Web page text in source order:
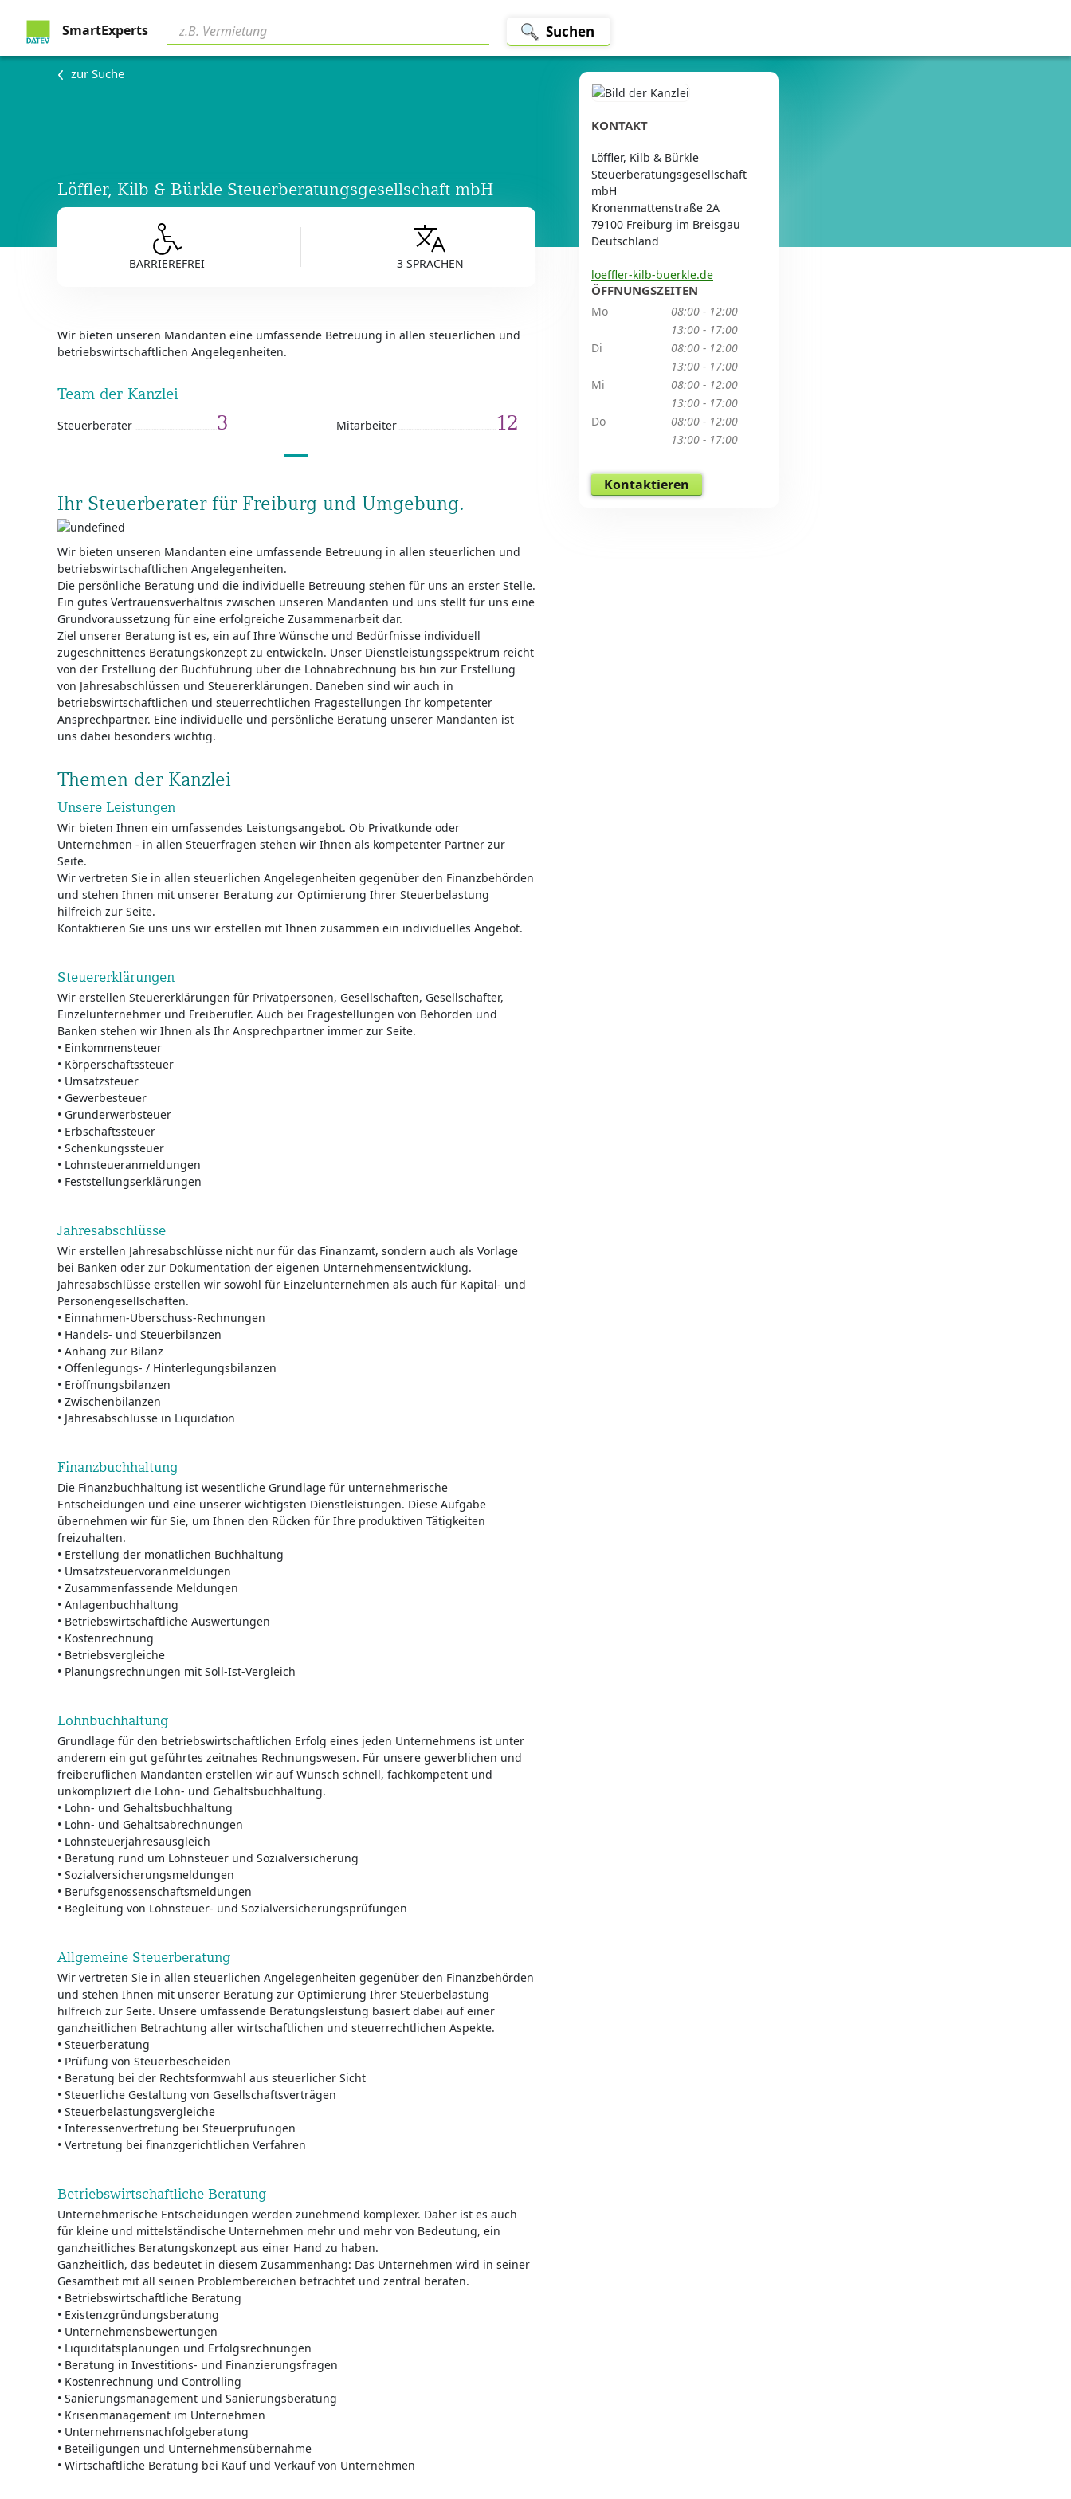
SmartExperts Suchen
zur Suche
Löffler, Kilb & Bürkle Steuerberatungsgesellschaft mbH
BARRIEREFREI 3 SPRACHEN
Wir bieten unseren Mandanten eine umfassende Betreuung in allen steuerlichen und
betriebswirtschaftlichen Angelegenheiten.
Team der Kanzlei
Steuerberater 3 Mitarbeiter 12
Ihr Steuerberater für Freiburg und Umgebung.
Wir bieten unseren Mandanten eine umfassende Betreuung in allen steuerlichen und
betriebswirtschaftlichen Angelegenheiten.
Die persönliche Beratung und die individuelle Betreuung stehen für uns an erster Stelle.
Ein gutes Vertrauensverhältnis zwischen unseren Mandanten und uns stellt für uns eine
Grundvoraussetzung für eine erfolgreiche Zusammenarbeit dar.
Ziel unserer Beratung ist es, ein auf Ihre Wünsche und Bedürfnisse individuell
zugeschnittenes Beratungskonzept zu entwickeln. Unser Dienstleistungsspektrum reicht
von der Erstellung der Buchführung über die Lohnabrechnung bis hin zur Erstellung
von Jahresabschlüssen und Steuererklärungen. Daneben sind wir auch in
betriebswirtschaftlichen und steuerrechtlichen Fragestellungen Ihr kompetenter
Ansprechpartner. Eine individuelle und persönliche Beratung unserer Mandanten ist
uns dabei besonders wichtig.
Themen der Kanzlei
Unsere Leistungen
Wir bieten Ihnen ein umfassendes Leistungsangebot. Ob Privatkunde oder
Unternehmen - in allen Steuerfragen stehen wir Ihnen als kompetenter Partner zur
Seite.
Wir vertreten Sie in allen steuerlichen Angelegenheiten gegenüber den Finanzbehörden
und stehen Ihnen mit unserer Beratung zur Optimierung Ihrer Steuerbelastung
hilfreich zur Seite.
Kontaktieren Sie uns uns wir erstellen mit Ihnen zusammen ein individuelles Angebot.
Steuererklärungen
Wir erstellen Steuererklärungen für Privatpersonen, Gesellschaften, Gesellschafter,
Einzelunternehmer und Freiberufler. Auch bei Fragestellungen von Behörden und
Banken stehen wir Ihnen als Ihr Ansprechpartner immer zur Seite.
• Einkommensteuer
• Körperschaftssteuer
• Umsatzsteuer
• Gewerbesteuer
• Grunderwerbsteuer
• Erbschaftssteuer
• Schenkungssteuer
• Lohnsteueranmeldungen
• Feststellungserklärungen
Jahresabschlüsse
Wir erstellen Jahresabschlüsse nicht nur für das Finanzamt, sondern auch als Vorlage
bei Banken oder zur Dokumentation der eigenen Unternehmensentwicklung.
Jahresabschlüsse erstellen wir sowohl für Einzelunternehmen als auch für Kapital- und
Personengesellschaften.
• Einnahmen-Überschuss-Rechnungen
• Handels- und Steuerbilanzen
• Anhang zur Bilanz
• Offenlegungs- / Hinterlegungsbilanzen
• Eröffnungsbilanzen
• Zwischenbilanzen
• Jahresabschlüsse in Liquidation
Finanzbuchhaltung
Die Finanzbuchhaltung ist wesentliche Grundlage für unternehmerische
Entscheidungen und eine unserer wichtigsten Dienstleistungen. Diese Aufgabe
übernehmen wir für Sie, um Ihnen den Rücken für Ihre produktiven Tätigkeiten
freizuhalten.
• Erstellung der monatlichen Buchhaltung
• Umsatzsteuervoranmeldungen
• Zusammenfassende Meldungen
• Anlagenbuchhaltung
• Betriebswirtschaftliche Auswertungen
• Kostenrechnung
• Betriebsvergleiche
• Planungsrechnungen mit Soll-Ist-Vergleich
Lohnbuchhaltung
Grundlage für den betriebswirtschaftlichen Erfolg eines jeden Unternehmens ist unter
anderem ein gut geführtes zeitnahes Rechnungswesen. Für unsere gewerblichen und
freiberuflichen Mandanten erstellen wir auf Wunsch schnell, fachkompetent und
unkompliziert die Lohn- und Gehaltsbuchhaltung.
• Lohn- und Gehaltsbuchhaltung
• Lohn- und Gehaltsabrechnungen
• Lohnsteuerjahresausgleich
• Beratung rund um Lohnsteuer und Sozialversicherung
• Sozialversicherungsmeldungen
• Berufsgenossenschaftsmeldungen
• Begleitung von Lohnsteuer- und Sozialversicherungsprüfungen
Allgemeine Steuerberatung
Wir vertreten Sie in allen steuerlichen Angelegenheiten gegenüber den Finanzbehörden
und stehen Ihnen mit unserer Beratung zur Optimierung Ihrer Steuerbelastung
hilfreich zur Seite. Unsere umfassende Beratungsleistung basiert dabei auf einer
ganzheitlichen Betrachtung aller wirtschaftlichen und steuerrechtlichen Aspekte.
• Steuerberatung
• Prüfung von Steuerbescheiden
• Beratung bei der Rechtsformwahl aus steuerlicher Sicht
• Steuerliche Gestaltung von Gesellschaftsverträgen
• Steuerbelastungsvergleiche
• Interessenvertretung bei Steuerprüfungen
• Vertretung bei finanzgerichtlichen Verfahren
Betriebswirtschaftliche Beratung
Unternehmerische Entscheidungen werden zunehmend komplexer. Daher ist es auch
für kleine und mittelständische Unternehmen mehr und mehr von Bedeutung, ein
ganzheitliches Beratungskonzept aus einer Hand zu haben.
Ganzheitlich, das bedeutet in diesem Zusammenhang: Das Unternehmen wird in seiner
Gesamtheit mit all seinen Problembereichen betrachtet und zentral beraten.
• Betriebswirtschaftliche Beratung
• Existenzgründungsberatung
• Unternehmensbewertungen
• Liquiditätsplanungen und Erfolgsrechnungen
• Beratung in Investitions- und Finanzierungsfragen
• Kostenrechnung und Controlling
• Sanierungsmanagement und Sanierungsberatung
• Krisenmanagement im Unternehmen
• Unternehmensnachfolgeberatung
• Beteiligungen und Unternehmensübernahme
• Wirtschaftliche Beratung bei Kauf und Verkauf von Unternehmen
KONTAKT
Löffler, Kilb & Bürkle
Steuerberatungsgesellschaft
mbH
Kronenmattenstraße 2A
79100 Freiburg im Breisgau
Deutschland
loeffler-kilb-buerkle.de
ÖFFNUNGSZEITEN
Mo
08:00 - 12:00
13:00 - 17:00
Di
08:00 - 12:00
13:00 - 17:00
Mi
08:00 - 12:00
13:00 - 17:00
Do
08:00 - 12:00
13:00 - 17:00
Kontaktieren